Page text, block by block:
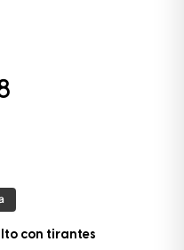
con tirantes